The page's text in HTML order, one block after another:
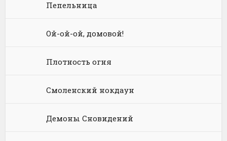
Философия
Языкознание
Энциклопедии
Киберпанк
Космическая фантастика
Социальная фантастика
Юмористическая фантастика
Книги про вампиров
Книги про волшебников
Ужасы и Мистика
Фэнтези про драконов
Юмористическая проза
Юмористические стихи
Пепельница
Ой-ой-ой, домовой!
Плотность огня
Смоленский нокдаун
Демоны Сновидений